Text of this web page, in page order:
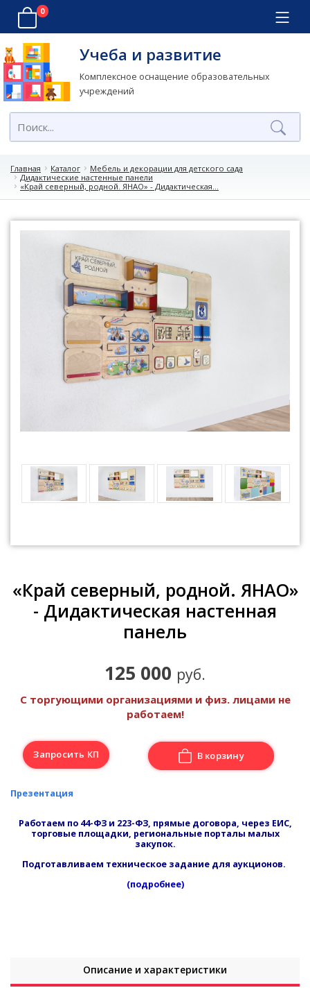
0
Учеба и развитие
Комплексное оснащение образовательных
учреждений
Главная Каталог
Мебель и декорации для детского сада
Дидактические настенные панели
«Край северный, родной. ЯНАО» - Дидактическая...
«Край северный, родной. ЯНАО»
- Дидактическая настенная
панель
125 000 руб.
С торгующими организациями и физ. лицами не
работаем!
Запросить КП В корзину
Презентация
Работаем по 44-ФЗ и 223-ФЗ, прямые договора, через ЕИС,
торговые площадки, региональные порталы малых
закупок.
Подготавливаем техническое задание для аукционов.
(подробнее)
Описание и характеристики